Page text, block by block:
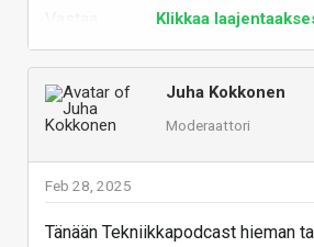
Klikkaa
Juha Kokkonen
Moderaattori
Feb 28, 2025
Tänään Tekniikkapodcast hieman